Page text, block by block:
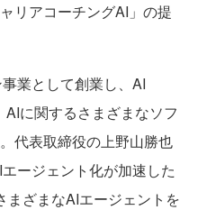
リアコーチングAI」の提
業として創業し、AI
に関するさまざまなソフ
代表取締役の上野山勝也
ージェント化が加速した
ざまなAIエージェントを